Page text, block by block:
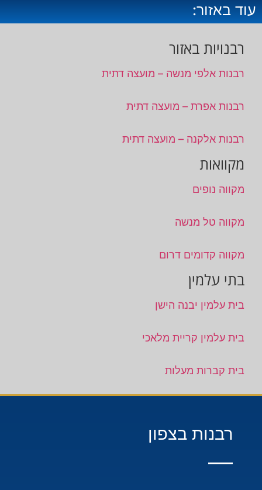
עוד באזור:
רבנויות באזור
רבנות אלפי מנשה – מועצה דתית
רבנות אפרת – מועצה דתית
רבנות אלקנה – מועצה דתית
מקוואות
מקווה נופים
מקווה טל מנשה
מקווה קדומים דרום
בתי עלמין
בית עלמין יבנה הישן
בית עלמין קריית מלאכי
בית קברות מעלות
רבנות בצפון